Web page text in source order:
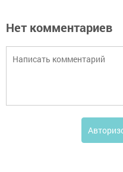
Нет комментариев